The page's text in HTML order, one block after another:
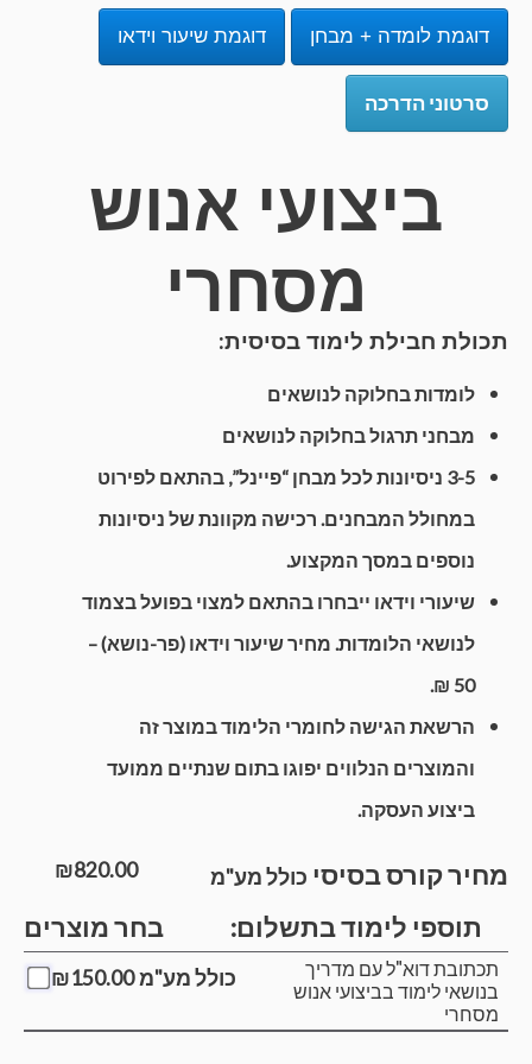
דוגמת לומדה + מבחן דוגמת שיעור וידאו
סרטוני הדרכה
ביצועי אנוש
מסחרי
תכולת חבילת לימוד בסיסית:
לומדות בחלוקה לנושאים
מבחני תרגול בחלוקה לנושאים
3-5 ניסיונות לכל מבחן “פיינל”, בהתאם לפירוט
במחולל המבחנים. רכישה מקוונת של ניסיונות
נוספים במסך המקצוע.
שיעורי וידאו ייבחרו בהתאם למצוי בפועל בצמוד
לנושאי הלומדות. מחיר שיעור וידאו (פר-נושא) –
50 ₪.
הרשאת הגישה לחומרי הלימוד במוצר זה
והמוצרים הנלווים יפוגו בתום שנתיים ממועד
ביצוע העסקה.
מחיר קורס בסיסי ₪820.00 כולל מע"מ
תוספי לימוד בתשלום: בחר מוצרים
תכתובת דוא"ל עם מדריך
בנושאי לימוד בביצועי אנוש
מסחרי
₪150.00כולל מע"מ